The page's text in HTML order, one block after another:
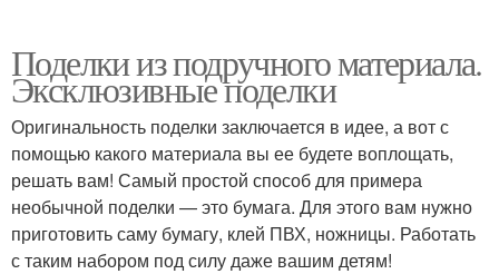
Поделки из подручного материала.
Эксклюзивные поделки
Оригинальность поделки заключается в идее, а вот с
помощью какого материала вы ее будете воплощать,
решать вам! Самый простой способ для примера
необычной поделки — это бумага. Для этого вам нужно
приготовить саму бумагу, клей ПВХ, ножницы. Работать
с таким набором под силу даже вашим детям!